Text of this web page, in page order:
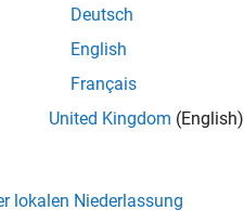
Deutsch
English
Français
United Kingdom (English)
lokalen Niederlassung